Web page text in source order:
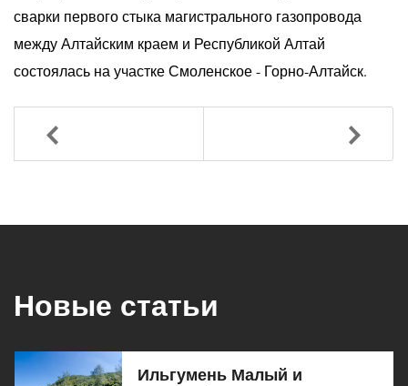
сварки первого стыка магистрального газопровода
между Алтайским краем и Республикой Алтай
состоялась на участке Смоленское - Горно-Алтайск.
Назад Вперед
Новые статьи
Ильгумень Малый и